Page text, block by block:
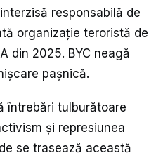
responsabilă de
organizație teroristă de
din 2025. BYC neagă
pașnică.
întrebări tulburătoare
și represiunea
se trasează această